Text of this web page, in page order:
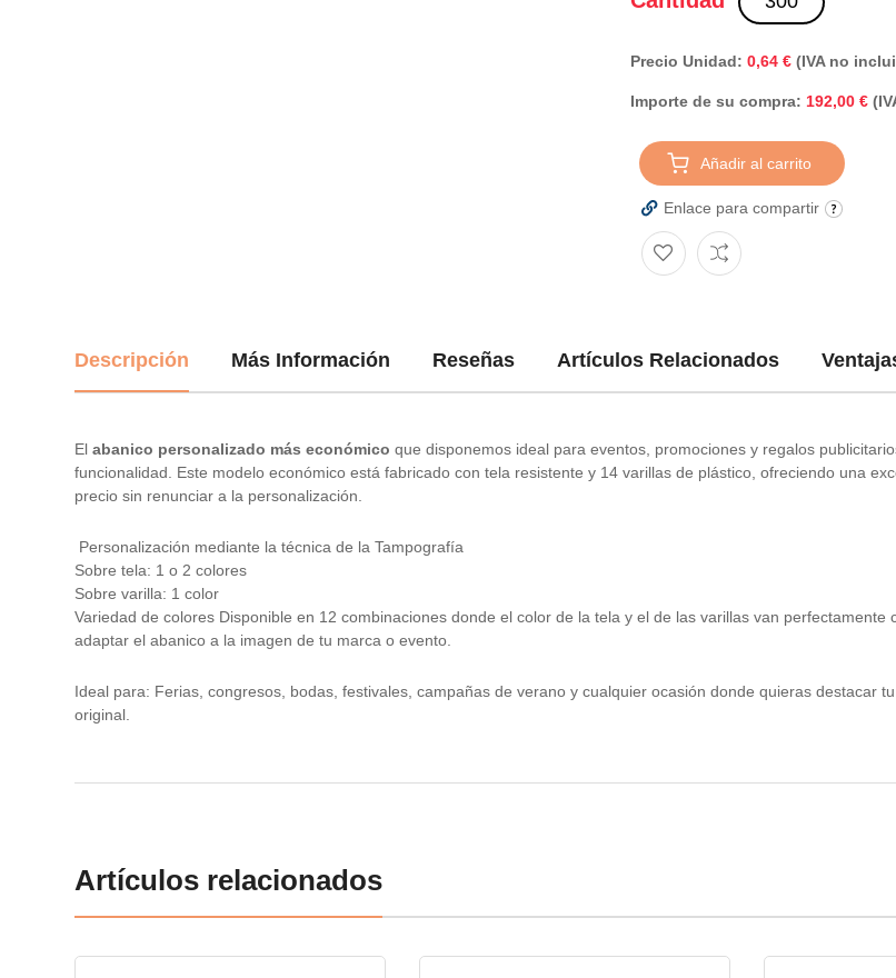
Precio Unidad:0,64 € (IVA no
Importe de su compra: 192,00 €
Añadir al carrito
Enlace para compartir
Descripción Más Información Reseñas Artículos Relacionados
Elabanico personalizado más económico que disponemos ideal para eventos, promociones y regalos
funcionalidad. Este modelo económico está fabricado con tela resistente y 14 varillas de plástico, ofreciendo una
precio sin renunciar a la personalización.
Personalización mediante la técnica de la Tampografía
Sobre tela: 1 o 2 colores
Sobre varilla: 1 color
Variedad de colores Disponible en 12 combinaciones donde el color de la tela y el de las varillas van perfectamente
adaptar el abanico a la imagen de tu marca o evento.
Ideal para: Ferias, congresos, bodas, festivales, campañas de verano y cualquier ocasión donde quieras destacar
original.
Artículos relacionados